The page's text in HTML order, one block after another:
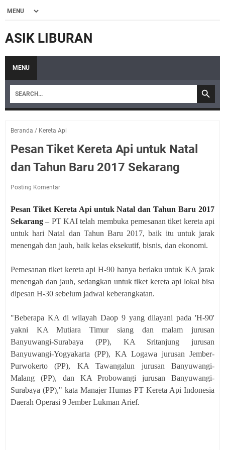
ASIK LIBURAN
MENU
Beranda / Kereta Api
Pesan Tiket Kereta Api untuk Natal
dan Tahun Baru 2017 Sekarang
Posting Komentar
Pesan Tiket Kereta Api untuk Natal dan Tahun Baru 2017
Sekarang – PT KAI telah membuka pemesanan tiket kereta api
untuk hari Natal dan Tahun Baru 2017, baik itu untuk jarak
menengah dan jauh, baik kelas eksekutif, bisnis, dan ekonomi.
Pemesanan tiket kereta api H-90 hanya berlaku untuk KA jarak
menengah dan jauh, sedangkan untuk tiket kereta api lokal bisa
dipesan H-30 sebelum jadwal keberangkatan.
"Beberapa KA di wilayah Daop 9 yang dilayani pada 'H-90'
yakni KA Mutiara Timur siang dan malam jurusan
Banyuwangi-Surabaya (PP), KA Sritanjung jurusan
Banyuwangi-Yogyakarta (PP), KA Logawa jurusan Jember-
Purwokerto (PP), KA Tawangalun jurusan Banyuwangi-
Malang (PP), dan KA Probowangi jurusan Banyuwangi-
Surabaya (PP)," kata Manajer Humas PT Kereta Api Indonesia
Daerah Operasi 9 Jember Lukman Arief.